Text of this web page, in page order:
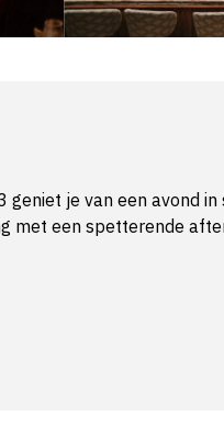
geniet je van een avond
met een spetterende